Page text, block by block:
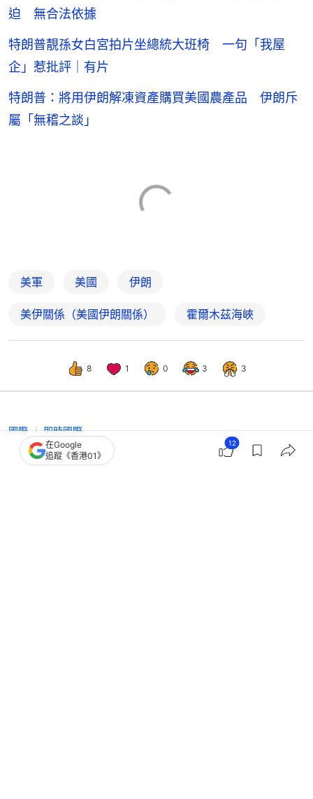
迫 無合法依據
特朗普靚孫女白宮拍片坐總統大班椅 一句「我屋
企」惹批評｜有片
特朗普：將用伊朗解凍資產購買美國農產品 伊朗斥
屬「無稽之談」
美軍 美國 伊朗
美伊關係（美國伊朗關係） 霍爾木茲海峽
8 1 0 3 3
國際 即時國際
美媒：美海軍暗助船隻通過霍爾木茲海
在Google
追蹤《香港01》
12